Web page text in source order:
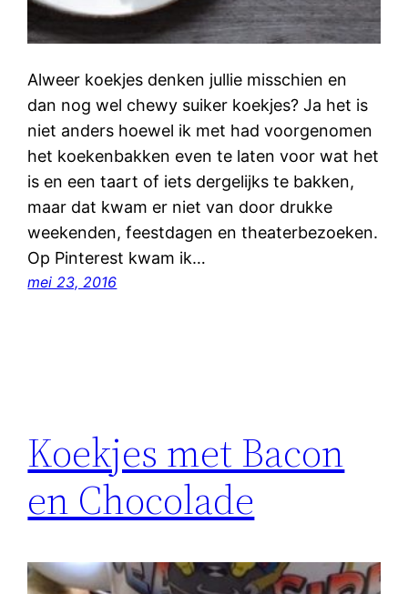
Alweer koekjes denken jullie misschien en
dan nog wel chewy suiker koekjes? Ja het is
niet anders hoewel ik met had voorgenomen
het koekenbakken even te laten voor wat het
is en een taart of iets dergelijks te bakken,
maar dat kwam er niet van door drukke
weekenden, feestdagen en theaterbezoeken.
Op Pinterest kwam ik…
mei 23, 2016
Koekjes met Bacon
en Chocolade